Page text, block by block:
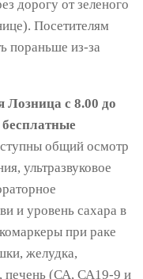
дорогу от зеленого
Посетителям
пораньше из-за
Лозница с 8.00 до
бесплатные
общий осмотр
ультразвуковое
и уровень сахара в
при раке
желудка,
печень (СА, СА19-9 и